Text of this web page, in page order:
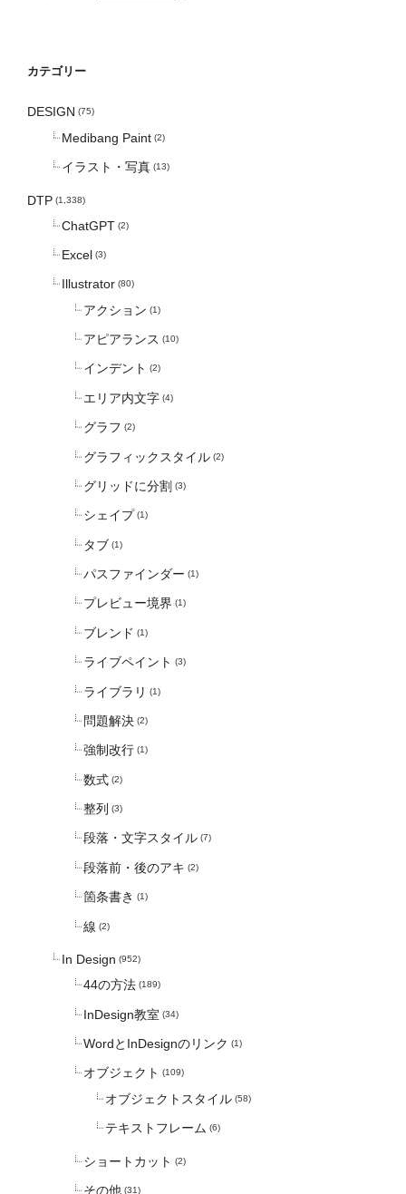
カテゴリー
DESIGN (75)
Medibang Paint (2)
イラスト・写真 (13)
DTP (1,338)
ChatGPT (2)
Excel (3)
Illustrator (80)
アクション (1)
アピアランス (10)
インデント (2)
エリア内文字 (4)
グラフ (2)
グラフィックスタイル (2)
グリッドに分割 (3)
シェイプ (1)
タブ (1)
パスファインダー (1)
プレビュー境界 (1)
ブレンド (1)
ライブペイント (3)
ライブラリ (1)
問題解決 (2)
強制改行 (1)
数式 (2)
整列 (3)
段落・文字スタイル (7)
段落前・後のアキ (2)
箇条書き (1)
線 (2)
In Design (952)
44の方法 (189)
InDesign教室 (34)
WordとInDesignのリンク (1)
オブジェクト (109)
オブジェクトスタイル (58)
テキストフレーム (6)
ショートカット (2)
その他 (31)